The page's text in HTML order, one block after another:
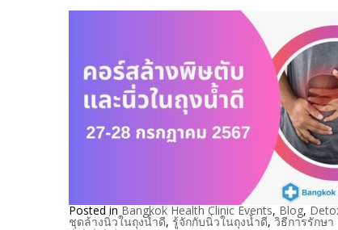
Posted inBangkok Health Clinic Events, Blog,
ชุดล้างนิ่วในถุงน้ำดี, รู้จักกับนิ่วในถุงน้ำดี,วิธีการรักษา